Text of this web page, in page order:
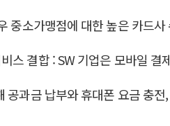
중소가맹점에 대한 높은 카드
스 결합 : SW 기업은 모바일
공과금 납부와 휴대폰 요금 충